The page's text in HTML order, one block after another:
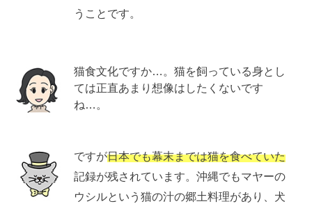
うことです。
猫食文化ですか…。猫を飼っている身とし
ては正直あまり想像はしたくないです
ね…。
ですが日本でも幕末までは猫を食べていた
記録が残されています。沖縄でもマヤーの
ウシルという猫の汁の郷土料理があり、犬